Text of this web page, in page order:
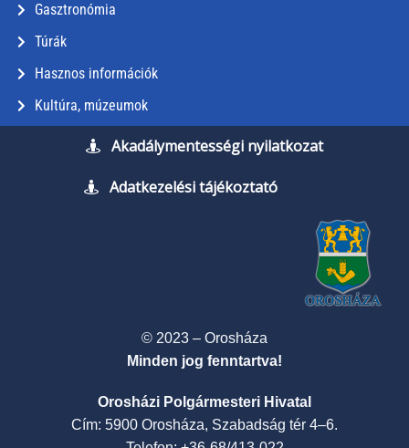
Gasztronómia
Túrák
Hasznos információk
Kultúra, múzeumok
Akadálymentességi nyilatkozat
Adatkezelési tájékoztató
© 2023 – Orosháza
Minden jog fenntartva!
Orosházi Polgármesteri Hivatal
Cím: 5900 Orosháza, Szabadság tér 4–6.